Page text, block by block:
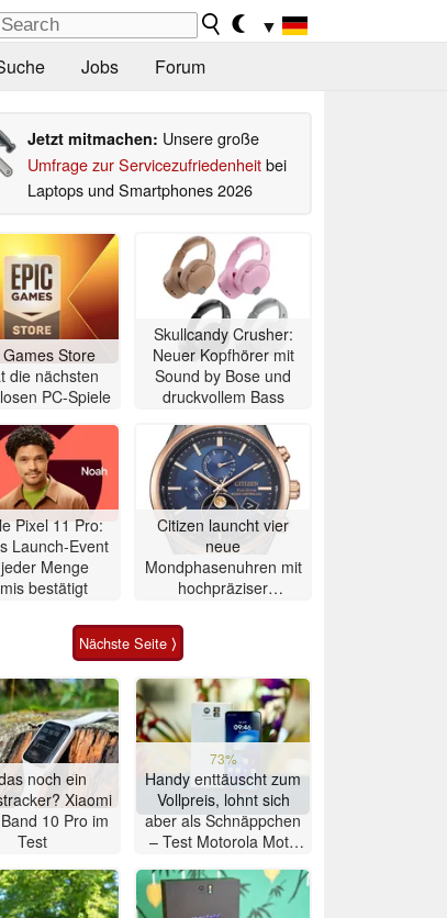
▼
Jobs Forum
Jetzt mitmachen: Unsere große
Umfrage zur Servicezufriedenheitbei
Laptops und Smartphones 2026
Games Store
die nächsten
PC-Spiele
Skullcandy Crusher:
Neuer Kopfhörer mit
Sound by Bose und
druckvollem Bass
Pixel 11 Pro:
Launch-Event
Menge
bestätigt
Citizen launcht vier
neue
Mondphasenuhren mit
hochpräziser
Nächste Seite ⟩
noch ein
Xiaomi
10 Pro im
Test
73%
Handy enttäuscht zum
Vollpreis, lohnt sich
aber als Schnäppchen
– Test Motorola Moto